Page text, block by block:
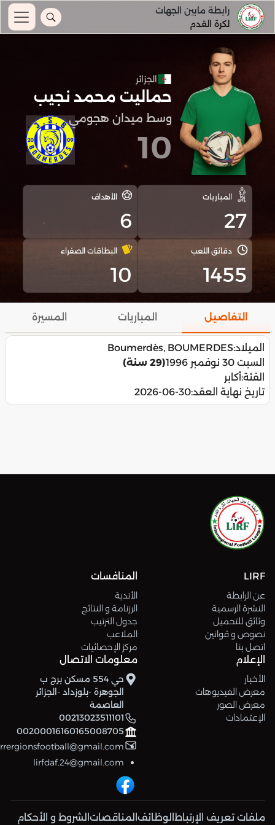
رابطة مابين الجهات
لكرة القدم
الجزائر
حماليت محمد نجيب
وسط ميدان هجومي
10
المباريات
27
الأهداف
6
دقائق اللعب
1455
البطاقات الصفراء
10
التفاصيل المباريات المسيرة
الميلاد:Boumerdès, BOUMERDES
السبت 30 نوفمبر 1996
(29 سنة)
الفئة:أكابر
تاريخ نهاية العقد:2026-06-30
LIRF
عن الرابطة
النشرة الرسمية
وثائق للتحميل
نصوص و قوانين
اتصل بنا
المنافسات
الأندية
الرزنامة و النتائج
جدول الترتيب
الملاعب
مركز الإحصائيات
الإعلام
الأخبار
معرض الفيديوهات
معرض الصور
الإعتمادات
معلومات الاتصال
حي 554 مسكن برج ب
الجوهرة -بلوزداد -الجزائر
العاصمة
00213023511101
00200016160165008705
lirfdaf.24@gmail.com
ملفات تعريف الإرتباط الوظائف المناقصات الشروط و الأحكام